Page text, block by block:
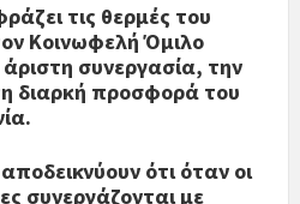
τις θερμές του
Κοινωφελή Όμιλο
άριστη συνεργασία, την
διαρκή προσφορά του
ότι όταν οι
συνεργάζονται με